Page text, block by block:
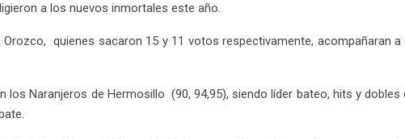
a los nuevos inmortales este año.
quienes sacaron 15 y 11 votos respectivamente, acompañaran
los Naranjeros de Hermosillo (90, 94,95), siendo líder bateo, hits y